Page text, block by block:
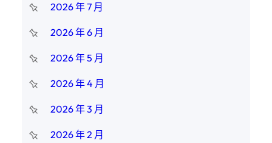
2026 年 7 月
2026 年 6 月
2026 年 5 月
2026 年 4 月
2026 年 3 月
2026 年 2 月